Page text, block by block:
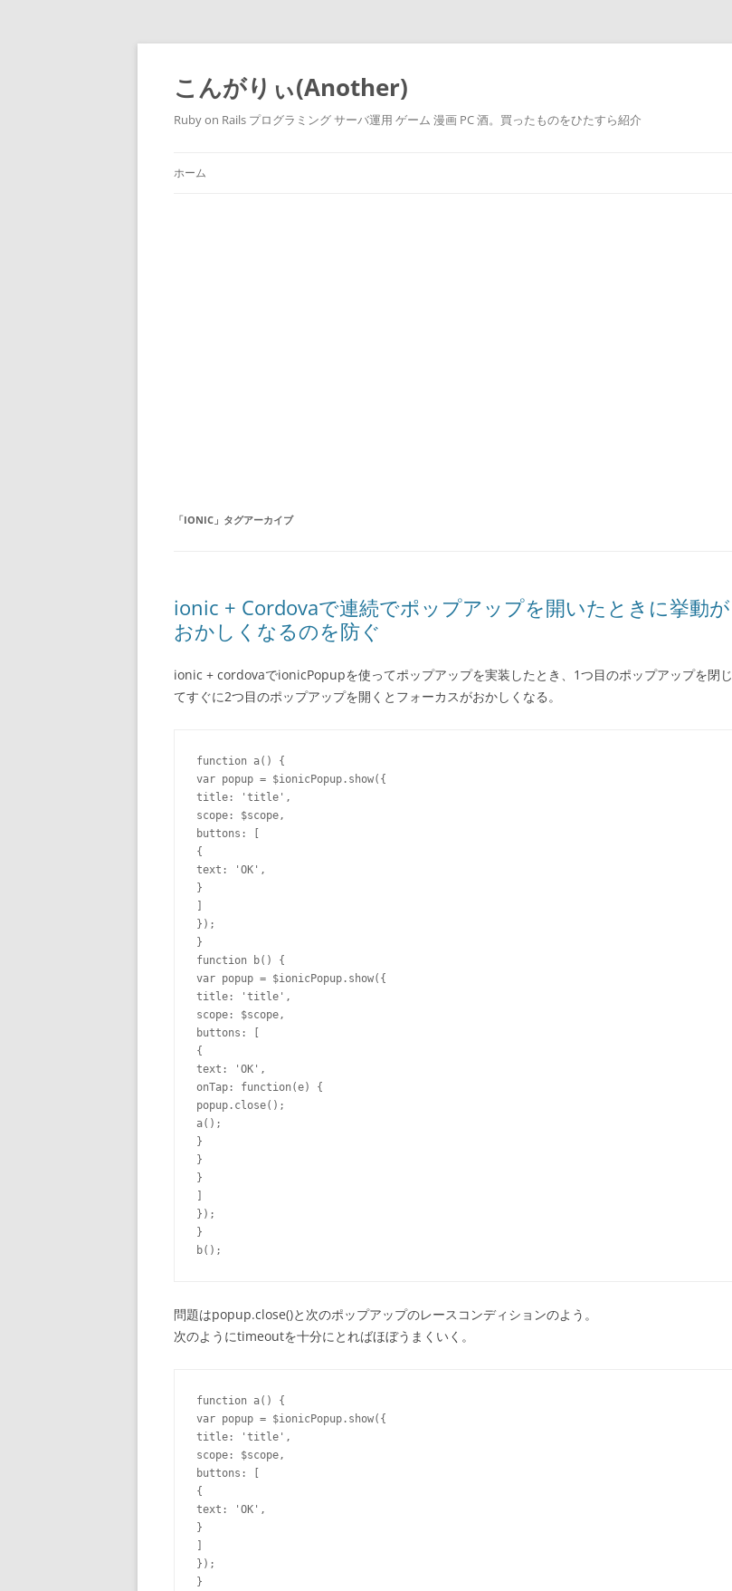
こんがりぃ(Another)
Ruby on Rails プログラミング サーバ運用 ゲーム 漫画 PC 酒。買ったものをひたすら紹介
ホーム
「IONIC 」タグアーカイブ
ionic + Cordovaで連続でポップアップを開いたときに挙動が
おかしくなるのを防ぐ
ionic + cordovaでionicPopupを使ってポップアップを実装したとき、1つ目のポップアップを閉じ
てすぐに2つ目のポップアップを開くとフォーカスがおかしくなる。
function a() {
var popup = $ionicPopup.show( {
title:
'title' ,
scope: $scope,
buttons:
{
text:
'OK'
}
}
}
function b() {
var popup = $ionicPopup.show( {
title:
'title' ,
scope: $scope,
buttons:
{
text:
'OK' ,
onTap: function(e) {
popup.close();
}
}
}
}
}
問題はpopup.close()と次のポップアップのレースコンディションのよう。
次のようにtimeoutを十分にとればほぼうまくいく。
function a() {
var popup = $ionicPopup.show( {
title:
'title' ,
scope: $scope,
buttons:
{
text:
'OK'
}
}
}